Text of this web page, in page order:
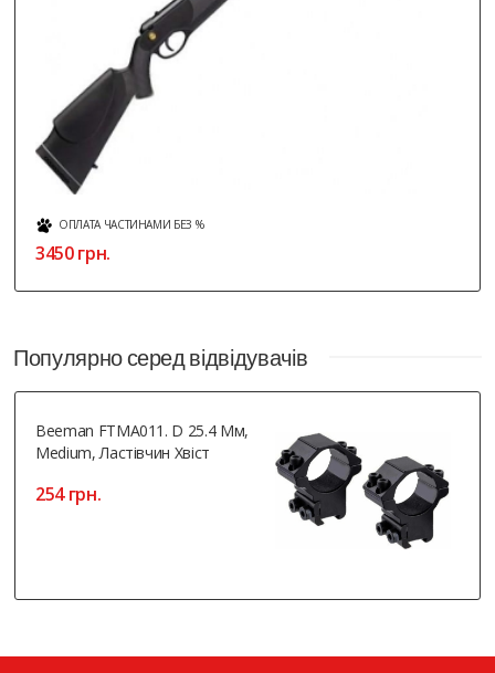
ОПЛАТА ЧАСТИНАМИ БЕЗ %
3450 грн.
Популярно серед відвідувачів
Beeman FTMA011. D 25.4 Мм,
Medium, Ластівчин Хвіст
254 грн.